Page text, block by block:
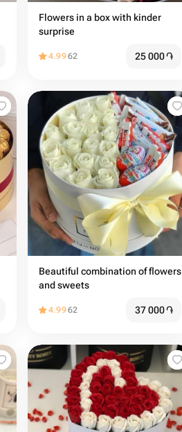
Flowers in a box with kinder
surprise
4.9962 25 000֏
Beautiful combination of flowers
and sweets ￼
4.9962 37 000֏